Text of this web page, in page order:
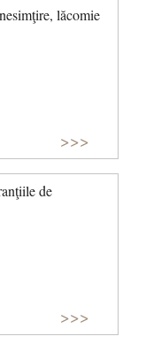
lăcomie
>>>
de
>>>